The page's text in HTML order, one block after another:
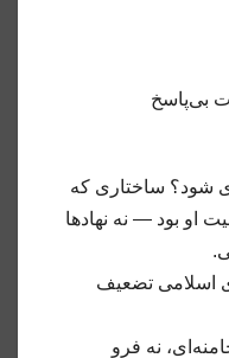
شود؟ ساختاری که
او بود — نه نهادها
اسلامی تضعیف
نه فرو